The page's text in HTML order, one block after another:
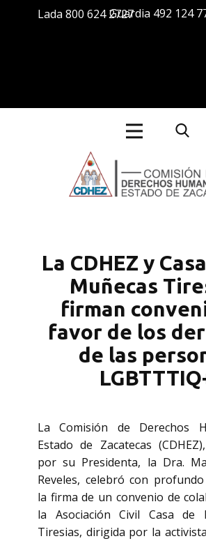
Lada 800 624 2727Guardia 492 124
La CDHEZ y
Muñecas
firman
favor de los
de las
La Comisión de Derechos
Estado de Zacatecas
por su Presidenta, la Dra.
Reveles, celebró con
la firma de un convenio de
la Asociación Civil Casa de
Tiresias, dirigida por la